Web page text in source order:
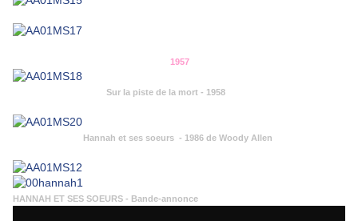
1957
Sur la piste de la mort - 1958
Hannah et ses soeurs - 1986 de Woody Allen
HANNAH ET SES SOEURS - Bande-annonce